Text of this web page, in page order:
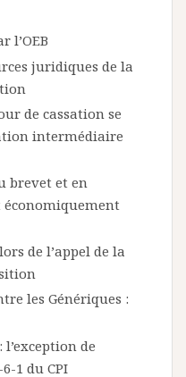
l’OEB
juridiques de la
de cassation se
intermédiaire
brevet et en
économiquement
de l’appel de la
les Génériques :
de
1 du CPI